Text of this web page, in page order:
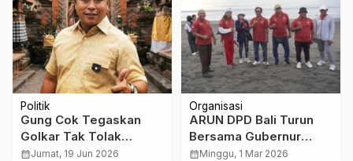
Politik
Gung Cok Tegaskan
Golkar Tak Tolak
Rekomendasi Pansus
calendar_monthJumat, 19 Jun 2026
Organisasi
ARUN DPD Bali Turun
Bersama Gubernur
dalam Gerakan Bali
calendar_monthMinggu, 1 Mar 2026